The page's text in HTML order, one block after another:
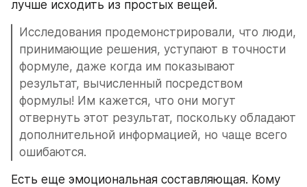
лучше исходить из простых вещей.
Исследования продемонстрировали, что люди,
принимающие решения, уступают в точности
формуле, даже когда им показывают
результат, вычисленный посредством
формулы! Им кажется, что они могут
отвернуть этот результат, поскольку обладают
дополнительной информацией, но чаще всего
ошибаются.
Есть еще эмоциональная составляющая. Кому